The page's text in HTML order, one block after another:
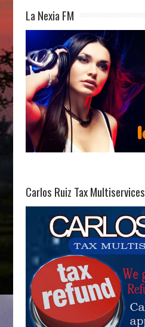
La Nexia FM
Carlos Ruiz Tax Multiservices